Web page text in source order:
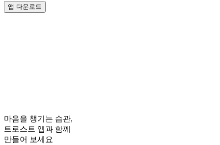
앱 다운로드
마음을 챙기는 습관,
트로스트 앱과 함께
만들어 보세요